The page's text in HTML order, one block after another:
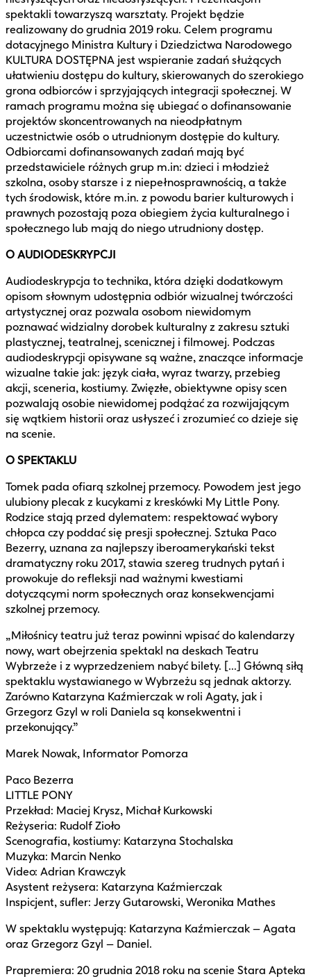
spektakli towarzyszą warsztaty. Projekt będzie
realizowany do grudnia 2019 roku. Celem programu
dotacyjnego Ministra Kultury i Dziedzictwa Narodowego
KULTURA DOSTĘPNA jest wspieranie zadań służących
ułatwieniu dostępu do kultury, skierowanych do szerokiego
grona odbiorców i sprzyjających integracji społecznej. W
ramach programu można się ubiegać o dofinansowanie
projektów skoncentrowanych na nieodpłatnym
uczestnictwie osób o utrudnionym dostępie do kultury.
Odbiorcami dofinansowanych zadań mają być
przedstawiciele różnych grup m.in: dzieci i młodzież
szkolna, osoby starsze i z niepełnosprawnością, a także
tych środowisk, które m.in. z powodu barier kulturowych i
prawnych pozostają poza obiegiem życia kulturalnego i
społecznego lub mają do niego utrudniony dostęp.
O AUDIODESKRYPCJI
Audiodeskrypcja to technika, która dzięki dodatkowym
opisom słownym udostępnia odbiór wizualnej twórczości
artystycznej oraz pozwala osobom niewidomym
poznawać widzialny dorobek kulturalny z zakresu sztuki
plastycznej, teatralnej, scenicznej i filmowej. Podczas
audiodeskrypcji opisywane są ważne, znaczące informacje
wizualne takie jak: język ciała, wyraz twarzy, przebieg
akcji, sceneria, kostiumy. Zwięzłe, obiektywne opisy scen
pozwalają osobie niewidomej podążać za rozwijającym
się wątkiem historii oraz usłyszeć i zrozumieć co dzieje się
na scenie.
O SPEKTAKLU
Tomek pada ofiarą szkolnej przemocy. Powodem jest jego
ulubiony plecak z kucykami z kreskówki My Little Pony.
Rodzice stają przed dylematem: respektować wybory
chłopca czy poddać się presji społecznej. Sztuka Paco
Bezerry, uznana za najlepszy iberoamerykański tekst
dramatyczny roku 2017, stawia szereg trudnych pytań i
prowokuje do refleksji nad ważnymi kwestiami
dotyczącymi norm społecznych oraz konsekwencjami
szkolnej przemocy.
„Miłośnicy teatru już teraz powinni wpisać do kalendarzy
nowy, wart obejrzenia spektakl na deskach Teatru
Wybrzeże i z wyprzedzeniem nabyć bilety. [...] Główną siłą
spektaklu wystawianego w Wybrzeżu są jednak aktorzy.
Zarówno Katarzyna Kaźmierczak w roli Agaty, jak i
Grzegorz Gzyl w roli Daniela są konsekwentni i
przekonujący.”
Marek Nowak, Informator Pomorza
Paco Bezerra
LITTLE PONY
Przekład: Maciej Krysz, Michał Kurkowski
Reżyseria: Rudolf Zioło
Scenografia, kostiumy: Katarzyna Stochalska
Muzyka: Marcin Nenko
Video: Adrian Krawczyk
Asystent reżysera: Katarzyna Kaźmierczak
Inspicjent, sufler: Jerzy Gutarowski, Weronika Mathes
W spektaklu występują: Katarzyna Kaźmierczak – Agata
oraz Grzegorz Gzyl – Daniel.
Prapremiera: 20 grudnia 2018 roku na scenie Stara Apteka